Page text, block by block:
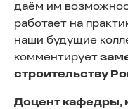
даём им
работает на
наши будущие
комментирует
строительству
Доцент кафедры,